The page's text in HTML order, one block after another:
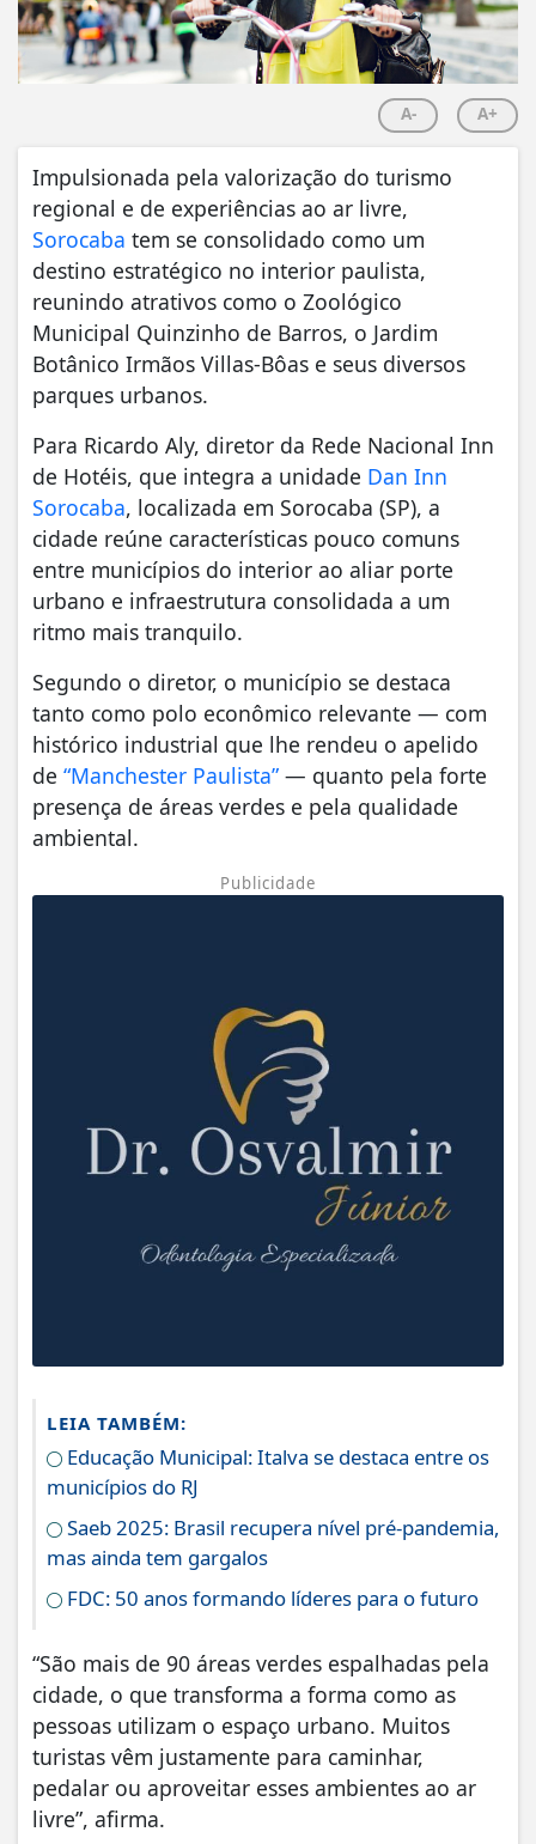
A- A+
Impulsionada pela valorização do turismo
regional e de experiências ao ar livre,
Sorocaba tem se consolidado como um
destino estratégico no interior paulista,
reunindo atrativos como o Zoológico
Municipal Quinzinho de Barros, o Jardim
Botânico Irmãos Villas-Bôas e seus diversos
parques urbanos.
Para Ricardo Aly, diretor da Rede Nacional Inn
de Hotéis, que integra a unidade Dan Inn
Sorocaba, localizada em Sorocaba (SP), a
cidade reúne características pouco comuns
entre municípios do interior ao aliar porte
urbano e infraestrutura consolidada a um
ritmo mais tranquilo.
Segundo o diretor, o município se destaca
tanto como polo econômico relevante — com
histórico industrial que lhe rendeu o apelido
de “Manchester Paulista” — quanto pela forte
presença de áreas verdes e pela qualidade
ambiental.
Publicidade
LEIA TAMBÉM:
Educação Municipal: Italva se destaca entre os
municípios do RJ
Saeb 2025: Brasil recupera nível pré-pandemia,
mas ainda tem gargalos
FDC: 50 anos formando líderes para o futuro
“São mais de 90 áreas verdes espalhadas pela
cidade, o que transforma a forma como as
pessoas utilizam o espaço urbano. Muitos
turistas vêm justamente para caminhar,
pedalar ou aproveitar esses ambientes ao ar
livre”, afirma.